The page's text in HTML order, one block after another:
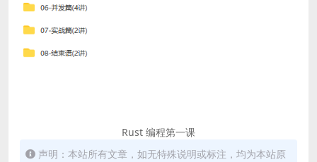
Rust 编程第一课
声明：本站所有文章，如无特殊说明或标注，均为本站原